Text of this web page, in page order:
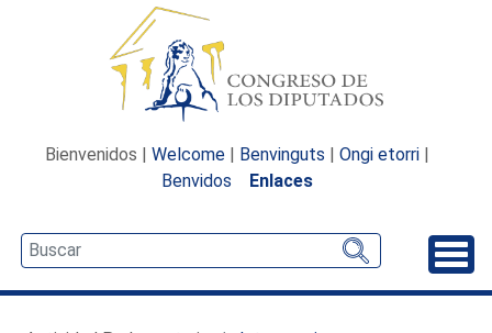
Bienvenidos | Welcome | Benvinguts | Ongi etorri |
Benvidos
Enlaces